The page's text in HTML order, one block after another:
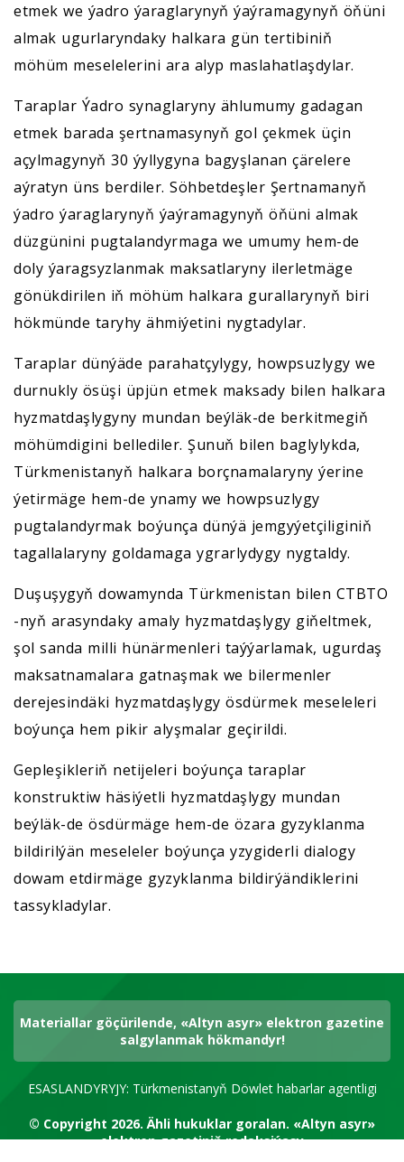
etmek we ýadro ýaraglarynyň ýaýramagynyň öňüni
almak ugurlaryndaky halkara gün tertibiniň
möhüm meselelerini ara alyp maslahatlaşdylar.
Taraplar Ýadro synaglaryny ählumumy gadagan
etmek barada şertnamasynyň gol çekmek üçin
açylmagynyň 30 ýyllygyna bagyşlanan çärelere
aýratyn üns berdiler. Söhbetdeşler Şertnamanyň
ýadro ýaraglarynyň ýaýramagynyň öňüni almak
düzgünini pugtalandyrmaga we umumy hem-de
doly ýaragsyzlanmak maksatlaryny ilerletmäge
gönükdirilen iň möhüm halkara gurallarynyň biri
hökmünde taryhy ähmiýetini nygtadylar.
Taraplar dünýäde parahatçylygy, howpsuzlygy we
durnukly ösüşi üpjün etmek maksady bilen halkara
hyzmatdaşlygyny mundan beýläk-de berkitmegiň
möhümdigini bellediler. Şunuň bilen baglylykda,
Türkmenistanyň halkara borçnamalaryny ýerine
ýetirmäge hem-de ynamy we howpsuzlygy
pugtalandyrmak boýunça dünýä jemgyýetçiliginiň
tagallalaryny goldamaga ygrarlydygy nygtaldy.
Duşuşygyň dowamynda Türkmenistan bilen CTBTO
-nyň arasyndaky amaly hyzmatdaşlygy giňeltmek,
şol sanda milli hünärmenleri taýýarlamak, ugurdaş
maksatnamalara gatnaşmak we bilermenler
derejesindäki hyzmatdaşlygy ösdürmek meseleleri
boýunça hem pikir alyşmalar geçirildi.
Gepleşikleriň netijeleri boýunça taraplar
konstruktiw häsiýetli hyzmatdaşlygy mundan
beýläk-de ösdürmäge hem-de özara gyzyklanma
bildirilýän meseleler boýunça yzygiderli dialogy
dowam etdirmäge gyzyklanma bildirýändiklerini
tassykladylar.
Materiallar göçürilende, «Altyn asyr» elektron gazetine
salgylanmak hökmandyr!
ESASLANDYRYJY: Türkmenistanyň Döwlet habarlar agentligi
© Copyright 2026.Ähli hukuklar goralan. «Altyn asyr»
elektron gazetiniň redaksiýasy